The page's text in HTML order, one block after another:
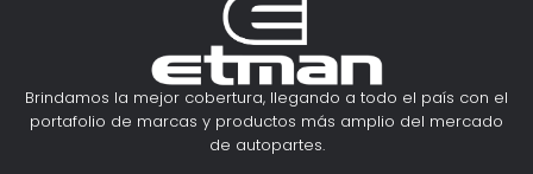
Brindamos la mejor cobertura, llegando a todo el país con el
portafolio de marcas y productos más amplio del mercado
de autopartes.